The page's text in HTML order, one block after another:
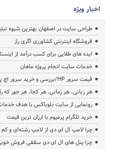
اخبار ویژه
طراحی سایت در اصفهان بهترین شیوه
فروشگاه اینترنتی کشاورزی اگری راز
ایده های طلایی برای کسب درآمد از
خدمات سایت انجام پروژه ماهان
قیمت سرور HP/بررسی و خرید سرور اچ پی
هر زبانی، هر زمانی، هر کجا، هر جور که
رونمایی از سایت بلوباکس با هدف
خرید تلگرام پرمیوم با ارزان ترین قیمت
چرا لامپ ال ای دی از لامپ رشته‌ای و
چرا پنل های ال ای دی سقفی فروش